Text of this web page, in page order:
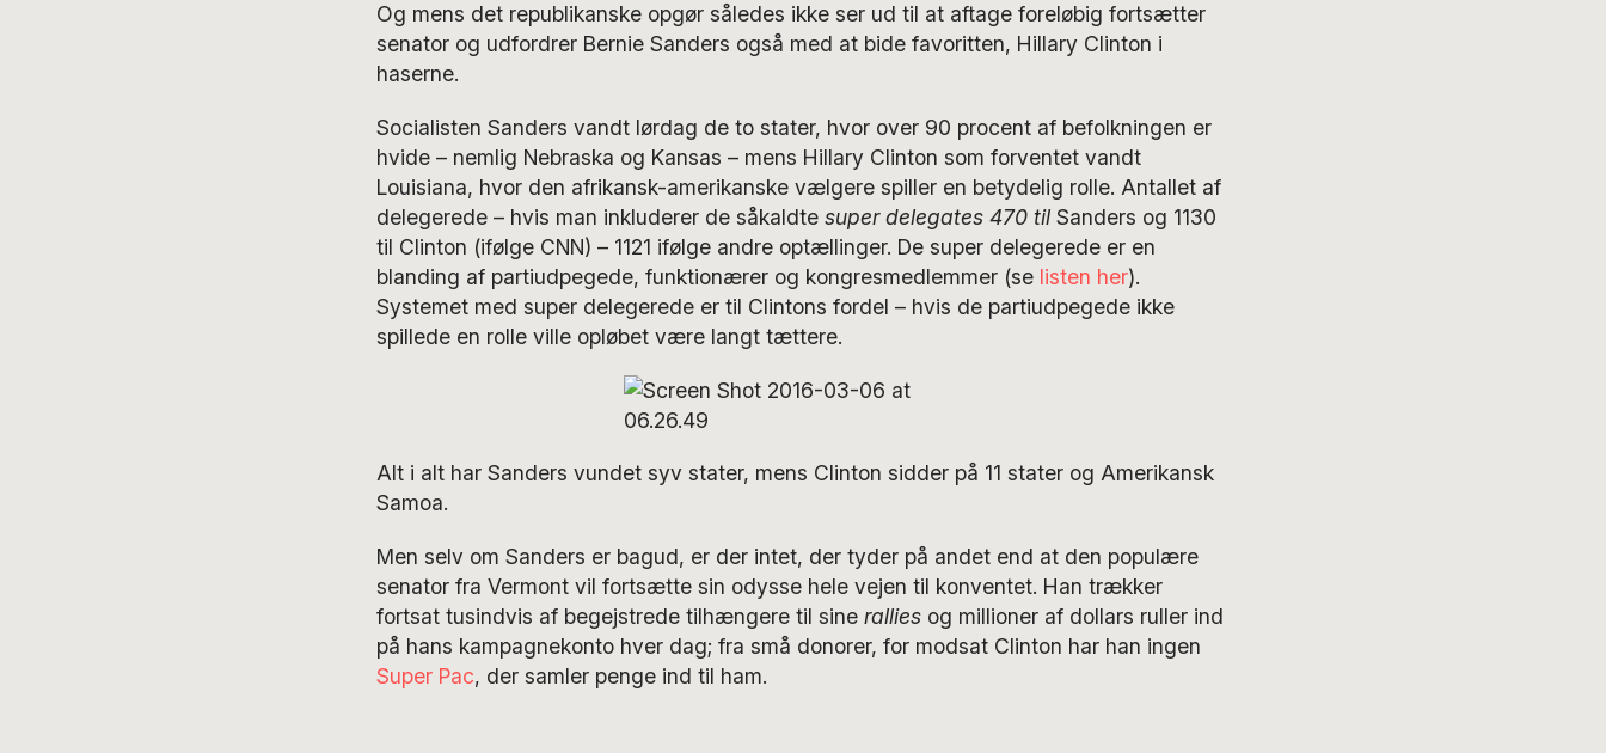
Og mens det republikanske opgør således ikke ser ud til at aftage foreløbig fortsætter
senator og udfordrer Bernie Sanders også med at bide favoritten, Hillary Clinton i
haserne.
Socialisten Sanders vandt lørdag de to stater, hvor over 90 procent af befolkningen er
hvide – nemlig Nebraska og Kansas – mens Hillary Clinton som forventet vandt
Louisiana, hvor den afrikansk-amerikanske vælgere spiller en betydelig rolle. Antallet af
delegerede – hvis man inkluderer de såkaldte super delegates 470 tilSanders og 1130
til Clinton (ifølge CNN) – 1121 ifølge andre optællinger. De super delegerede er en
blanding af partiudpegede, funktionærer og kongresmedlemmer (selisten her).
Systemet med super delegerede er til Clintons fordel – hvis de partiudpegede ikke
spillede en rolle ville opløbet være langt tættere.
Alt i alt har Sanders vundet syv stater, mens Clinton sidder på 11 stater og Amerikansk
Samoa.
Men selv om Sanders er bagud, er der intet, der tyder på andet end at den populære
senator fra Vermont vil fortsætte sin odysse hele vejen til konventet. Han trækker
fortsat tusindvis af begejstrede tilhængere til sine rallies og millioner af dollars ruller ind
på hans kampagnekonto hver dag; fra små donorer, for modsat Clinton har han ingen
Super Pac, der samler penge ind til ham.